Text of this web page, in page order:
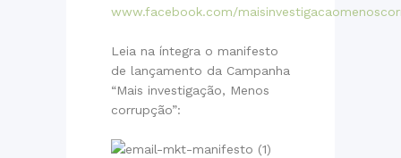
www.facebook.com/
Leia na íntegra o manifesto
de lançamento da Campanha
“Mais investigação, Menos
corrupção”: